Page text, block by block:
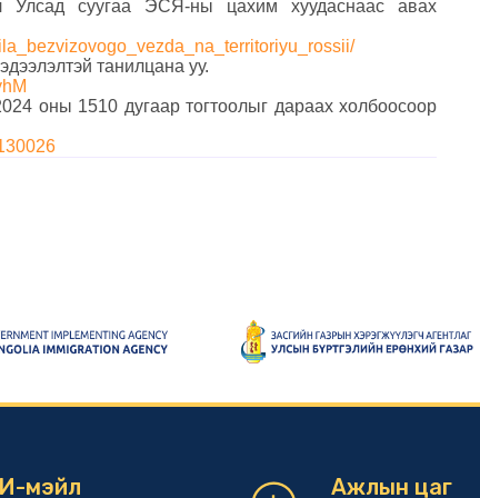
Улсад суугаа ЭСЯ-ны цахим хуудаснаас авах
танилцана уу.
оны 1510 дугаар тогтоолыг дараах холбоосоор
И-мэйл Ажлын цаг